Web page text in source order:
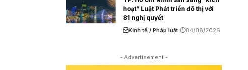
hoạt” Luật Phát triển đô thị với
81 nghị quyết
Kinh tế / Pháp luật 04/08/2026
- Advertisement -